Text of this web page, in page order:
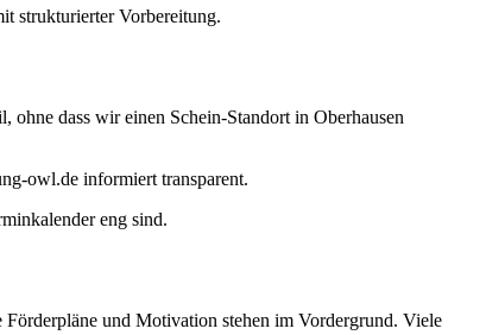
strukturierter Vorbereitung.
dass wir einen Schein-Standort in Oberhausen
owl.de informiert transparent.
eng sind.
und Motivation stehen im Vordergrund. Viele